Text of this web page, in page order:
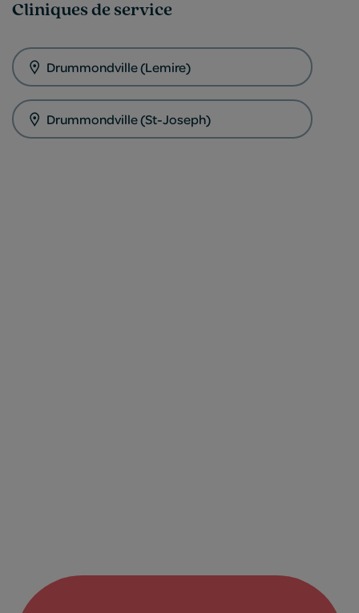
Cliniques de service
Drummondville (Lemire)
Drummondville (St-Joseph)